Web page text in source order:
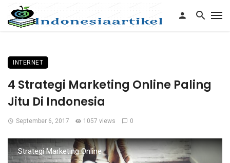
INTERNET
4 Strategi Marketing Online Paling
Jitu Di Indonesia
September 6, 2017 1057 views 0
Strategi Marketing Online